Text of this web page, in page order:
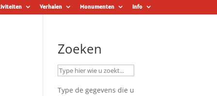
Verhalen Monumenten Info
Zoeken
Type de gegevens die u